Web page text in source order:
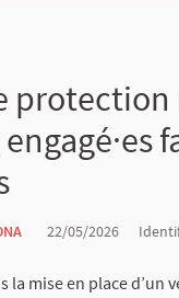
protection
22/05/2026
la mise en place